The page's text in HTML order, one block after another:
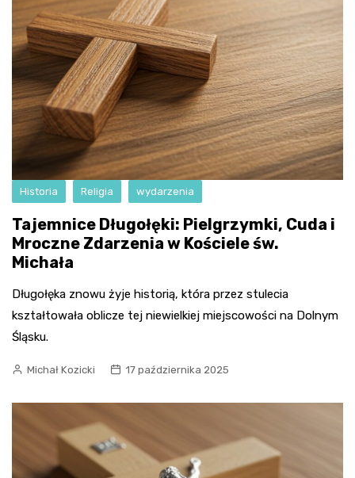
Historia Religia wydarzenia
Tajemnice Długołęki: Pielgrzymki, Cuda i
Mroczne Zdarzenia w Kościele św.
Michała
Długołęka znowu żyje historią, która przez stulecia
kształtowała oblicze tej niewielkiej miejscowości na Dolnym
Śląsku.
Michał Kozicki 17 października 2025